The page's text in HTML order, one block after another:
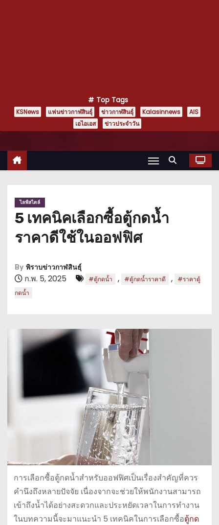
Top Tags
KSNews แฟนข่าวกาฬสินธุ์ ข่าวกาฬสินธุ์ Kalasinnews
AIS
เอไอเอส
ข่าวประจำวัน
ไลฟ์สไตล์
5 เทคนิคเลือกซื้อตู้กดน้ำ
ราคาดีใช้ในออฟฟิศ
By พิราบข่าวกาฬสินธุ์
ก.พ. 5, 2025 #ตู้กดน้ำ , #ตู้กดน้ำราคาดี ,
#ราคาตู้
กดน้ำ
การเลือกซื้อตู้กดน้ำสำหรับออฟฟิศเป็นเรื่องสำคัญที่ควร
คำนึงถึงหลายปัจจัย เนื่องจากจะช่วยให้พนักงานสามารถ
เข้าถึงน้ำได้อย่างสะดวกและประหยัดเวลาในการทำงาน
ในบทความนี้จะมาแนะนำ 5 เทคนิคในการเลือกซื้อตู้กด